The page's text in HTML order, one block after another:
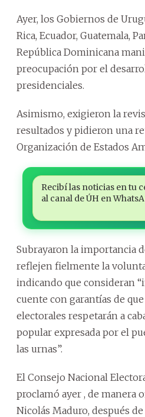
Ayer, los Gobiernos de
Rica, Ecuador, Guatemala,
República Dominicana
preocupación por el
presidenciales.
Asimismo, exigieron la
resultados y pidieron una
Organización de Estados
Recibí las noticias en tu
al canal de ÚH en
Subrayaron la importancia
reflejen fielmente la
indicando que consideran
cuente con garantías de
electorales respetarán a
popular expresada por el
las urnas”.
El Consejo Nacional
proclamó ayer , de manera
Nicolás Maduro, después